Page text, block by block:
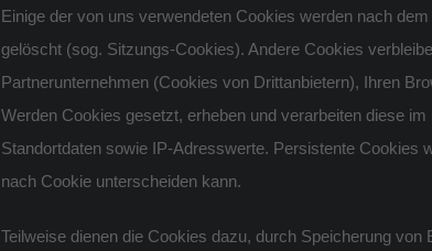
Einige der von uns verwendeten Cookies werden nach
gelöscht (sog. Sitzungs-Cookies). Andere Cookies
Partnerunternehmen (Cookies von Drittanbietern), Ihren
Werden Cookies gesetzt, erheben und verarbeiten diese
Standortdaten sowie IP-Adresswerte. Persistente Cookies
nach Cookie unterscheiden kann.
Teilweise dienen die Cookies dazu, durch Speicherung